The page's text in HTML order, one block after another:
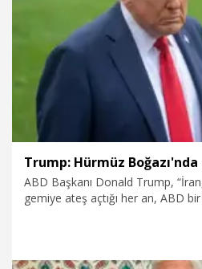
Dünya
ABD Başkanı Donald Trump,
gemiye ateş açtığı her an, ABD